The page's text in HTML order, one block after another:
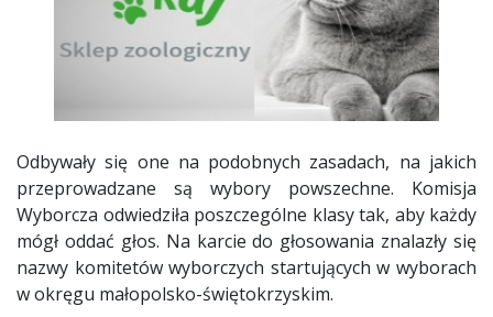
Odbywały się one na podobnych zasadach, na jakich
przeprowadzane są wybory powszechne. Komisja
Wyborcza odwiedziła poszczególne klasy tak, aby każdy
mógł oddać głos. Na karcie do głosowania znalazły się
nazwy komitetów wyborczych startujących w wyborach
w okręgu małopolsko-świętokrzyskim.